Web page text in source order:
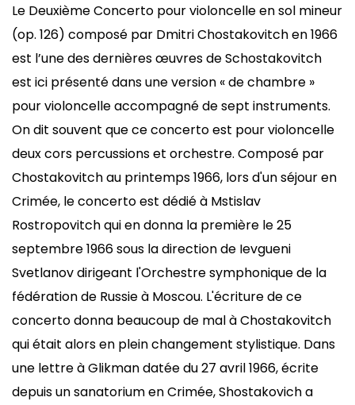
Le Deuxième Concerto pour violoncelle en sol mineur
(op. 126) composé par Dmitri Chostakovitch en 1966
est l’une des dernières œuvres de Schostakovitch
est ici présenté dans une version « de chambre »
pour violoncelle accompagné de sept instruments.
On dit souvent que ce concerto est pour violoncelle
deux cors percussions et orchestre. Composé par
Chostakovitch au printemps 1966, lors d'un séjour en
Crimée, le concerto est dédié à Mstislav
Rostropovitch qui en donna la première le 25
septembre 1966 sous la direction de Ievgueni
Svetlanov dirigeant l'Orchestre symphonique de la
fédération de Russie à Moscou. L'écriture de ce
concerto donna beaucoup de mal à Chostakovitch
qui était alors en plein changement stylistique. Dans
une lettre à Glikman datée du 27 avril 1966, écrite
depuis un sanatorium en Crimée, Shostakovich a